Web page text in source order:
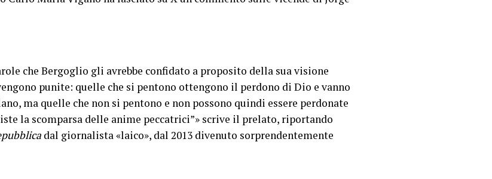
che Bergoglio gli avrebbe confidato a proposito della sua visione
punite: quelle che si pentono ottengono il perdono di Dio e vanno
ma quelle che non si pentono e non possono quindi essere perdonate
la scomparsa delle anime peccatrici”» scrive il prelato, riportando
dal giornalista «laico», dal 2013 divenuto sorprendentemente